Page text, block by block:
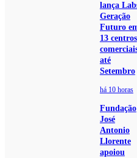
lança
Geração
Futuro
13 centros
até
Setembro
há 10 horas
Fundação
José
Antonio
Llorente
apoiou